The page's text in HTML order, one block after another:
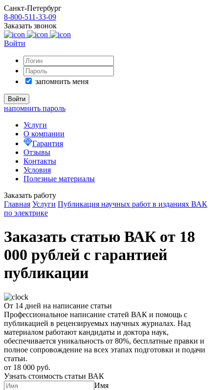
Санкт-Петербург
8-800-511-33-09
Заказать звонок
Войти
запомнить меня
напомнить пароль
Услуги
О компании
Гарантия
Отзывы
Контакты
Условия
Полезные материалы
Заказать работу
Главная Услуги Публикация научных работ в изданиях ВАК
по электрике
Заказать статью ВАК от 18
000 рублей с гарантией
публикации
От 14 дней на написание статьи
Профессиональное написание статей ВАК и помощь с
публикацией в рецензируемых научных журналах. Над
материалом работают кандидаты и доктора наук,
обеспечивается уникальность от 80%, бесплатные правки и
полное сопровождение на всех этапах подготовки и подачи
статьи.
от 18 000 руб.
Узнать стоимость статьи ВАК
Имя